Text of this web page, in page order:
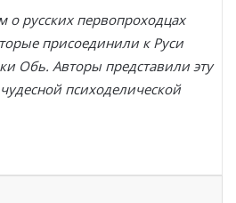
русских первопроходцах
присоединили к Руси
Обь. Авторы представили эту
психоделической